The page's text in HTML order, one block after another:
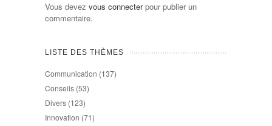
Vous devez vous connecterpour publier un
commentaire.
LISTE DES THÈMES
Communication (137)
Conseils (53)
Divers (123)
Innovation (71)